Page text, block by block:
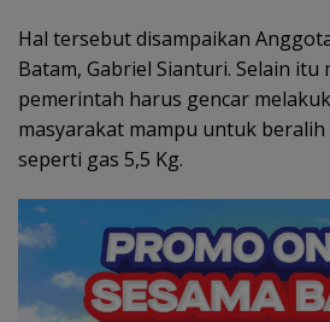
Hal tersebut disampaikan
Batam, Gabriel Sianturi. Selain itu
pemerintah harus gencar
masyarakat mampu untuk
seperti gas 5,5 Kg.